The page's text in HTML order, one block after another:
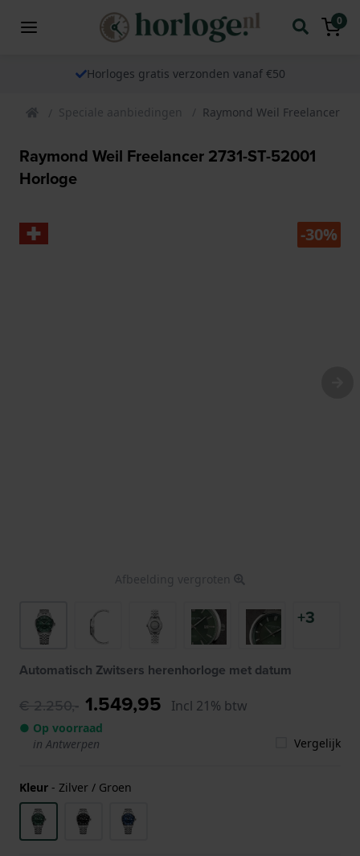
0
Horloges gratis verzonden vanaf €50
Speciale aanbiedingen Raymond Weil Freelancer
Raymond Weil Freelancer 2731-ST-52001
Horloge
-30%
Afbeelding vergroten
+3
Automatisch Zwitsers herenhorloge met datum
€ 2.250,- 1.549,95 Incl 21% btw
● Op voorraad
in Antwerpen
Vergelijk
Kleur - Zilver / Groen